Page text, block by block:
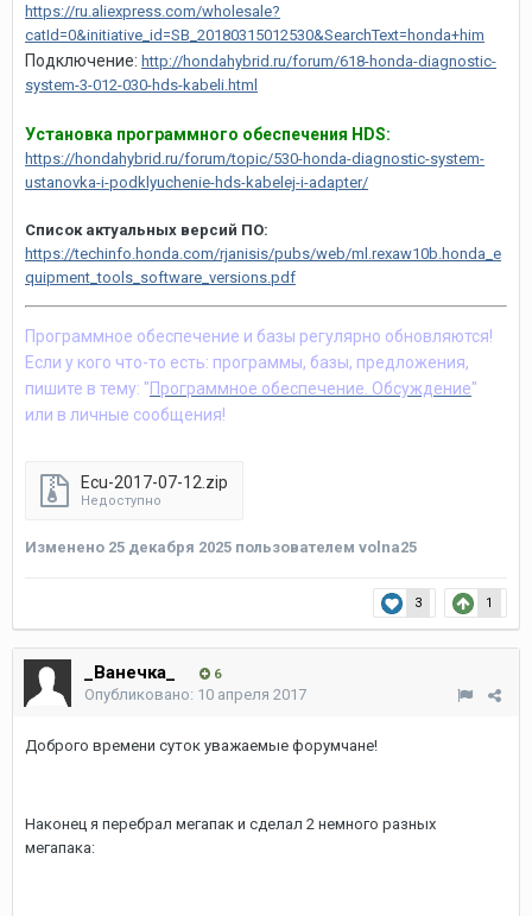
https://ru.aliexpress.com/wholesale?
catId=0&initiative_id=SB_20180315012530&SearchText=honda+him
Подключение: http://hondahybrid.ru/forum/618-honda-diagnostic-
system-3-012-030-hds-kabeli.html
Установка программного обеспечения HDS:
https://hondahybrid.ru/forum/topic/530-honda-diagnostic-system-
ustanovka-i-podklyuchenie-hds-kabelej-i-adapter/
Список актуальных версий ПО:
https://techinfo.honda.com/rjanisis/pubs/web/ml.rexaw10b.honda_e
quipment_tools_software_versions.pdf
Программное обеспечение и базы регулярно обновляются!
Если у кого что-то есть: программы, базы, предложения,
пишите в тему: "Программное обеспечение. Обсуждение"
или в личные сообщения!
Ecu-2017-07-12.zip
Недоступно
Изменено 25 декабря 2025 пользователем volna25
3 1
_Ванечка_ 6
Опубликовано: 10 апреля 2017
Доброго времени суток уважаемые форумчане!
Наконец я перебрал мегапак и сделал 2 немного разных
мегапака: